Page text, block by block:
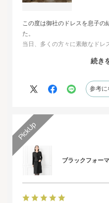
この度は御社のドレスを息子の
た。
当日、多くの方々に素敵なドレ
その旨をお伝えさせていただき
人生最高の幸せな日に華を添
続き
参考に
ブラックフォー